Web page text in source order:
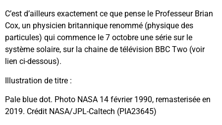
C’est d’ailleurs exactement ce que pense le Professeur Brian
Cox, un physicien britannique renommé (physique des
particules) qui commence le 7 octobre une série sur le
système solaire, sur la chaine de télévision BBC Two (voir
lien ci-dessous).
Illustration de titre :
Pale blue dot. Photo NASA 14 février 1990, remasterisée en
2019. Crédit NASA/JPL-Caltech (PIA23645)